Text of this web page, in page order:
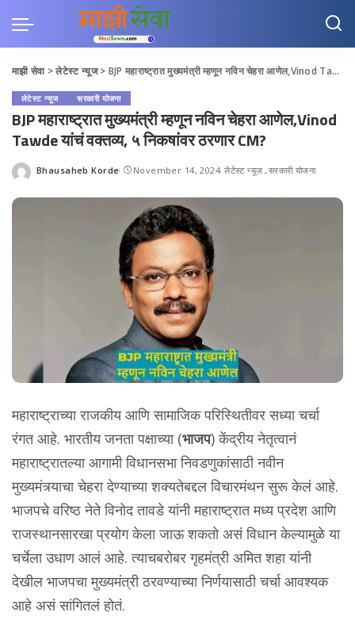
माझी सेवा>लेटेस्ट न्यूज> BJP महाराष्ट्रात मुख्यमंत्री म्हणून नविन चेहरा आणेल,Vinod Tawde यांचं वक्तव्य, ५ निकषांवर ठरणार CM?
लेटेस्ट न्यूज सरकारी योजना
BJP महाराष्ट्रात मुख्यमंत्री म्हणून नविन चेहरा आणेल,Vinod
Tawde यांचं वक्तव्य, ५ निकषांवर ठरणार CM?
Posted
Bhausaheb Korde November 14, 2024 लेटेस्ट न्यूज सरकारी योजना
महाराष्ट्राच्या राजकीय आणि सामाजिक परिस्थितीवर सध्या चर्चा
रंगत आहे. भारतीय जनता पक्षाच्या (भाजप) केंद्रीय नेतृत्वानं
महाराष्ट्रातल्या आगामी विधानसभा निवडणुकांसाठी नवीन
मुख्यमंत्र्याचा चेहरा देण्याच्या शक्यतेबद्दल विचारमंथन सुरू केलं आहे.
भाजपचे वरिष्ठ नेते विनोद तावडे यांनी महाराष्ट्रात मध्य प्रदेश आणि
राजस्थानसारखा प्रयोग केला जाऊ शकतो असं विधान केल्यामुळे या
चर्चेला उधाण आलं आहे. त्याचबरोबर गृहमंत्री अमित शहा यांनी
देखील भाजपचा मुख्यमंत्री ठरवण्याच्या निर्णयासाठी चर्चा आवश्यक
आहे असं सांगितलं होतं.